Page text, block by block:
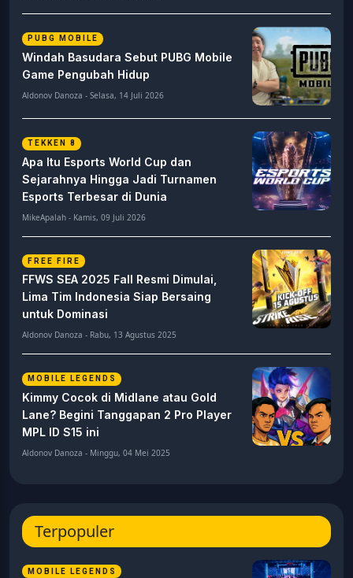
PUBG MOBILE
Windah Basudara Sebut PUBG Mobile
Game Pengubah Hidup
Aldonov Danoza - Selasa, 14 Juli 2026
TEKKEN 8
Apa Itu Esports World Cup dan
Sejarahnya Hingga Jadi Turnamen
Esports Terbesar di Dunia
MikeApalah - Kamis, 09 Juli 2026
FREE FIRE
FFWS SEA 2025 Fall Resmi Dimulai,
Lima Tim Indonesia Siap Bersaing
untuk Dominasi
Aldonov Danoza - Rabu, 13 Agustus 2025
MOBILE LEGENDS
Kimmy Cocok di Midlane atau Gold
Lane? Begini Tanggapan 2 Pro Player
MPL ID S15 ini
Aldonov Danoza - Minggu, 04 Mei 2025
Terpopuler
MOBILE LEGENDS